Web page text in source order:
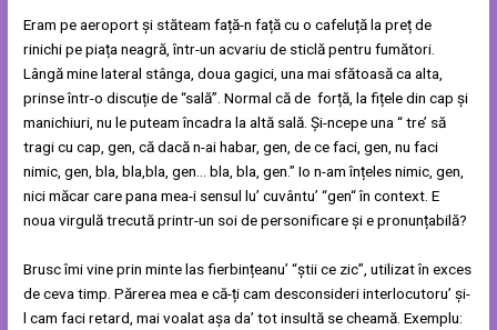
Eram pe aeroport și stăteam față-n față cu o cafeluță la preț de
rinichi pe piața neagră, într-un acvariu de sticlă pentru fumători.
Lângă mine lateral stânga, doua gagici, una mai sfătoasă ca alta,
prinse într-o discuție de “sală”. Normal că de forță, la fițele din cap și
manichiuri, nu le puteam încadra la altă sală. Și-ncepe una “ tre’ să
tragi cu cap, gen, că dacă n-ai habar, gen, de ce faci, gen, nu faci
nimic, gen, bla, bla,bla, gen… bla, bla, gen.” Io n-am înțeles nimic, gen,
nici măcar care pana mea-i sensul lu’ cuvântu’ “gen“ în context. E
noua virgulă trecută printr-un soi de personificare și e pronunțabilă?
Brusc îmi vine prin minte las fierbințeanu’ “știi ce zic”, utilizat în exces
de ceva timp. Părerea mea e că-ți cam desconsideri interlocutoru’ și-
l cam faci retard, mai voalat așa da’ tot insultă se cheamă. Exemplu: